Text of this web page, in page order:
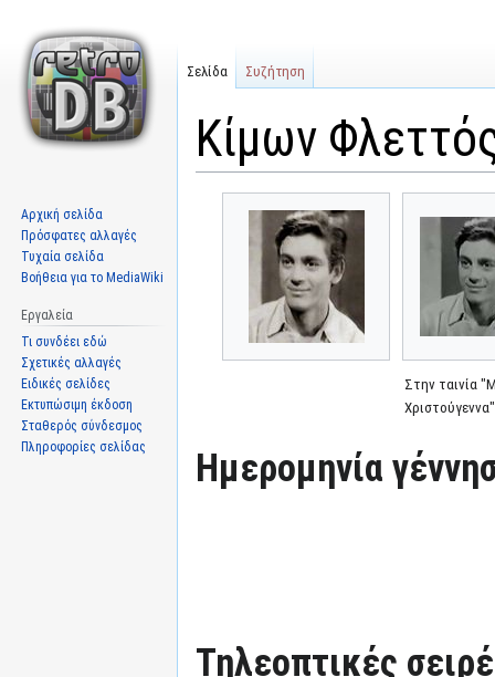
Κίμων
πλοήγηση
αναζήτηση
Στην ταινία
Χριστούγεννα"
Ημερομηνία
Τηλεοπτικές
Σελίδα Συζήτηση
Αρχική σελίδα
Πρόσφατες αλλαγές
Τυχαία σελίδα
Βοήθεια για το MediaWiki
Εργαλεία
Τι συνδέει εδώ
Σχετικές αλλαγές
Ειδικές σελίδες
Εκτυπώσιμη έκδοση
Σταθερός σύνδεσμος
Πληροφορίες σελίδας